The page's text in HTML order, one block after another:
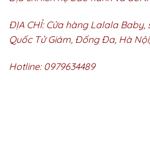
ĐỊA CHỈ: Cửa hàng Lalala Baby,
Quốc Tử Giám, Đống Đa, Hà
Hotline: 0979634489